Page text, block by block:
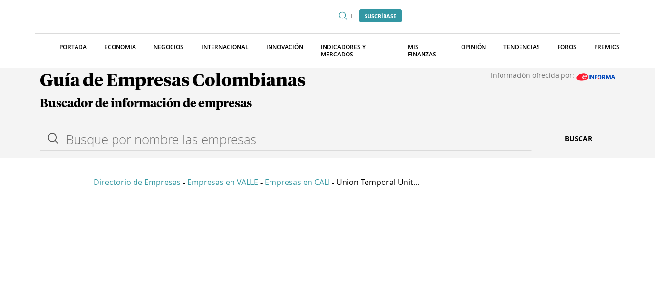
SUSCRÍBASE
PORTADA ECONOMIA NEGOCIOS INTERNACIONAL INNOVACIÓN
INDICADORES Y
MERCADOS
MIS
FINANZAS
OPINIÓN TENDENCIAS FOROS PREMIOS
Guía de Empresas Colombianas Información ofrecida por:
Buscador de información de empresas
BUSCAR
Directorio de Empresas - Empresas en VALLE - Empresas en CALI - Union Temporal Unit...